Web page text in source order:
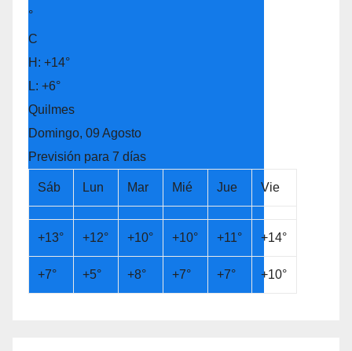
°
C
H: +14°
L: +6°
Quilmes
Domingo, 09 Agosto
Previsión para 7 días
Sáb Lun Mar Mié Jue Vie
+13° +12° +10° +10° +11° +14°
+7° +5° +8° +7° +7° +10°